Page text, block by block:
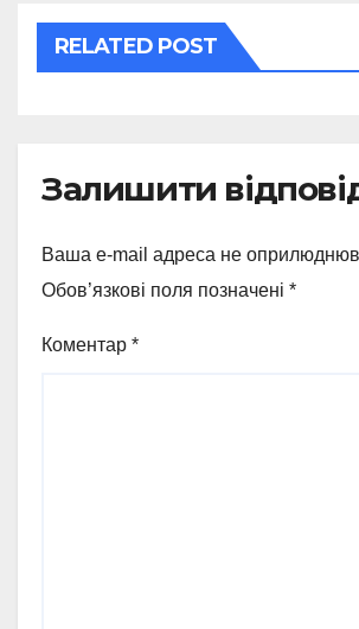
RELATED POST
Залишити
Ваша e-mail адреса не
Обов’язкові поля позначені *
Коментар *